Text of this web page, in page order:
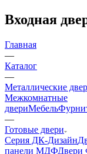
Входная
Главная
—
Каталог
—
Металлические
Межкомнатные
двериМебель
—
Готовые двери
Серия ДК-Дизайн
панели МДФДвери